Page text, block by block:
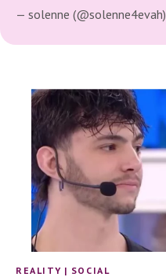
— solenne (@solenne4evah)
REALITY | SOCIAL